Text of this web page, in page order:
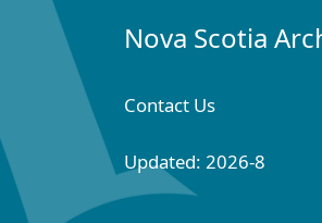
Nova Scotia
Contact Us
Updated: 2026-8